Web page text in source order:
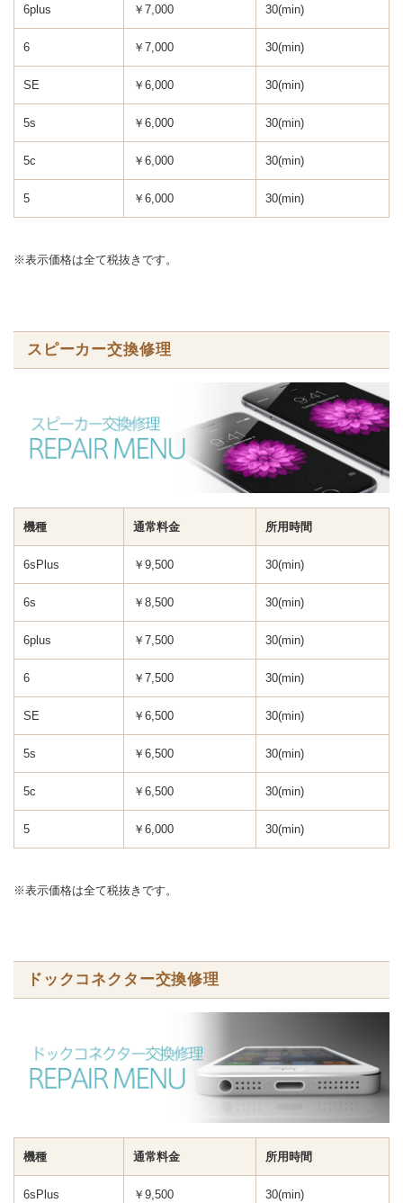
6plus ￥7,000 30(min)
6 ￥7,000 30(min)
SE ￥6,000 30(min)
5s ￥6,000 30(min)
5c ￥6,000 30(min)
5 ￥6,000 30(min)
※表示価格は全て税抜きです。
スピーカー交換修理
機種 通常料金 所用時間
6sPlus ￥9,500 30(min)
6s ￥8,500 30(min)
6plus ￥7,500 30(min)
6 ￥7,500 30(min)
SE ￥6,500 30(min)
5s ￥6,500 30(min)
5c ￥6,500 30(min)
5 ￥6,000 30(min)
※表示価格は全て税抜きです。
ドックコネクター交換修理
機種 通常料金 所用時間
6sPlus ￥9,500 30(min)